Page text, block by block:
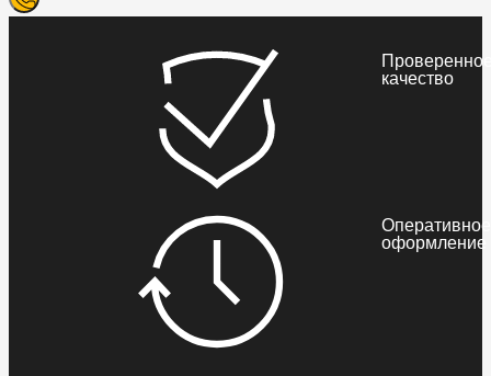
качество
Оперативное
оформление